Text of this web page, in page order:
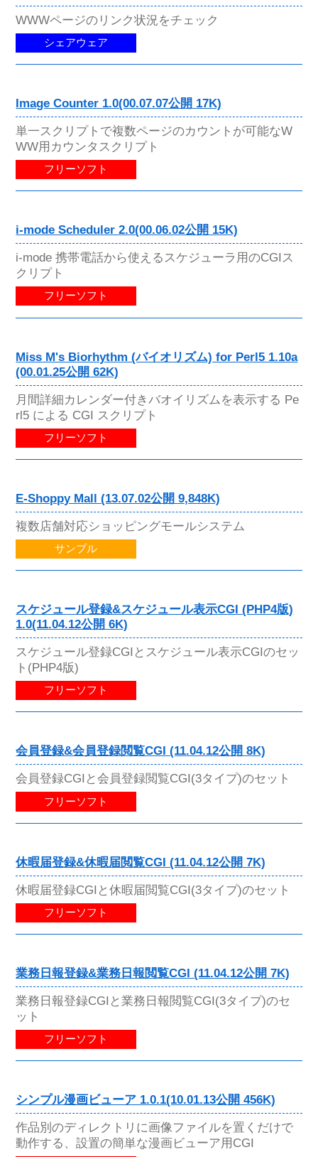
WWWページのリンク状況をチェック
シェアウェア
Image Counter 1.0(00.07.07公開 17K)
単一スクリプトで複数ページのカウントが可能なW
WW用カウンタスクリプト
フリーソフト
i-mode Scheduler 2.0(00.06.02公開 15K)
i-mode 携帯電話から使えるスケジューラ用のCGIス
クリプト
フリーソフト
Miss M's Biorhythm (バイオリズム) for Perl5 1.10a
(00.01.25公開 62K)
月間詳細カレンダー付きバオイリズムを表示する Pe
rl5 による CGI スクリプト
フリーソフト
E-Shoppy Mall (13.07.02公開 9,848K)
複数店舗対応ショッピングモールシステム
サンプル
スケジュール登録&スケジュール表示CGI (PHP4版)
1.0(11.04.12公開 6K)
スケジュール登録CGIとスケジュール表示CGIのセッ
ト(PHP4版)
フリーソフト
会員登録&会員登録閲覧CGI (11.04.12公開 8K)
会員登録CGIと会員登録閲覧CGI(3タイプ)のセット
フリーソフト
休暇届登録&休暇届閲覧CGI (11.04.12公開 7K)
休暇届登録CGIと休暇届閲覧CGI(3タイプ)のセット
フリーソフト
業務日報登録&業務日報閲覧CGI (11.04.12公開 7K)
業務日報登録CGIと業務日報閲覧CGI(3タイプ)のセ
ット
フリーソフト
シンプル漫画ビューア 1.0.1(10.01.13公開 456K)
作品別のディレクトリに画像ファイルを置くだけで
動作する、設置の簡単な漫画ビューア用CGI